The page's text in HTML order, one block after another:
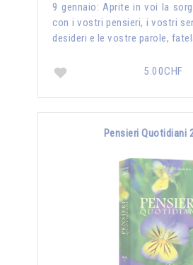
9 gennaio: Aprite in voi la
con i vostri pensieri, i vostri
desideri e le vostre parole,
5.00CHF
Pensieri Quotidiani